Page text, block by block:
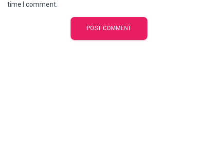
time I comment.